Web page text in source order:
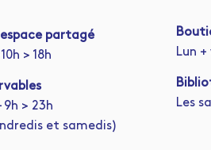
partagé
> 18h
9h > 23h
et samedis)
Lun +
Les